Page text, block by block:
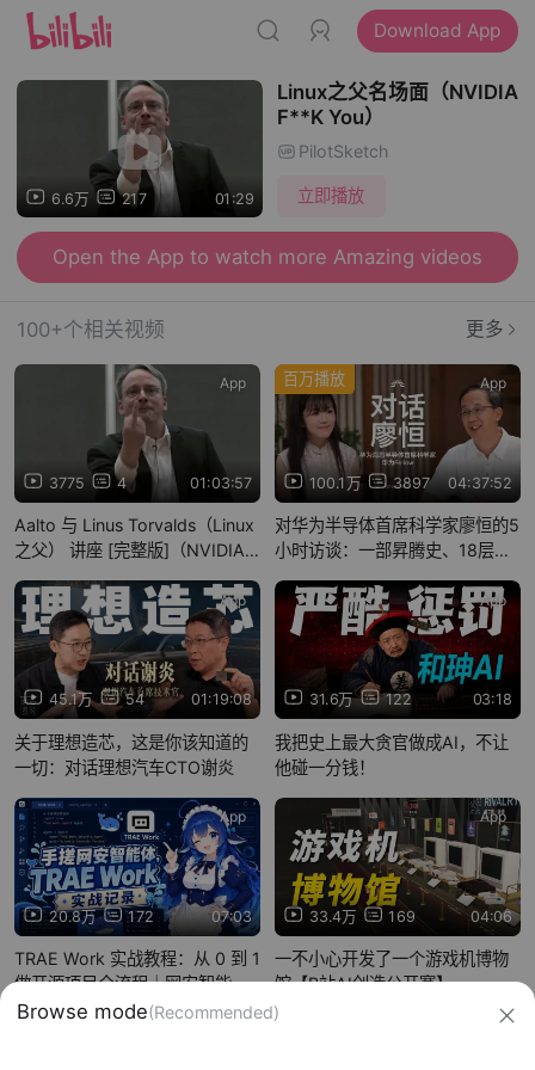
Download App
6.6万 217 01:29
Linux之父名场面（NVIDIA
F**K You）
PilotSketch
立即播放
Open the App to watch more Amazing videos
100+个相关视频 更多
3775 4 01:03:57
App
Aalto 与 Linus Torvalds（Linux
之父） 讲座 [完整版]（NVIDIA
100.1万 3897 04:37:52
百万播放 App
对华为半导体首席科学家廖恒的5
小时访谈：一部昇腾史、18层宝
x WAIC AI会客厅
45.1万 54 01:19:08
App
关于理想造芯，这是你该知道的
一切：对话理想汽车CTO谢炎
31.6万 122 03:18
App
我把史上最大贪官做成AI，不让
他碰一分钱！
20.8万 172 07:03
App
TRAE Work 实战教程：从 0 到 1
做开源项目全流程｜网安智能体
DeepSec
33.4万 169 04:06
App
一不小心开发了一个游戏机博物
馆【B站AI创造公开赛】